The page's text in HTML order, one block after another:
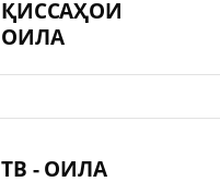
ҚИССАҲОИ
ОИЛА
ТВ - ОИЛА